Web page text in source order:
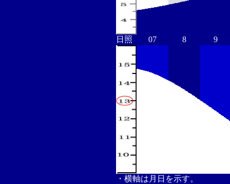
日照 07 8 9
・横軸は月日を示す。